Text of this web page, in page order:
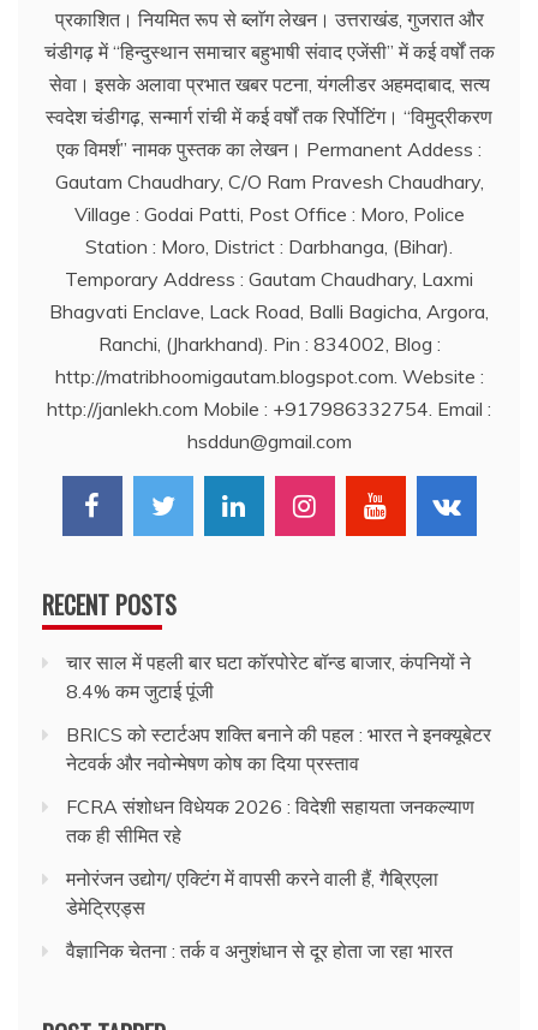
प्रकाशित। नियमित रूप से ब्लाॅग लेखन। उत्तराखंड, गुजरात और
चंडीगढ़ में ‘‘हिन्दुस्थान समाचार बहुभाषी संवाद एजेंसी’’ में कई वर्षों तक
सेवा। इसके अलावा प्रभात खबर पटना, यंगलीडर अहमदाबाद, सत्य
स्वदेश चंडीगढ़, सन्मार्ग रांची में कई वर्षों तक रिर्पोटिंग। ‘‘विमुद्रीकरण
एक विमर्श’’ नामक पुस्तक का लेखन। Permanent Addess :
Gautam Chaudhary, C/O Ram Pravesh Chaudhary,
Village : Godai Patti, Post Office : Moro, Police
Station : Moro, District : Darbhanga, (Bihar).
Temporary Address : Gautam Chaudhary, Laxmi
Bhagvati Enclave, Lack Road, Balli Bagicha, Argora,
Ranchi, (Jharkhand). Pin : 834002, Blog :
http://matribhoomigautam.blogspot.com. Website :
http://janlekh.com Mobile : +917986332754. Email :
hsddun@gmail.com
RECENT POSTS
चार साल में पहली बार घटा कॉरपोरेट बॉन्ड बाजार, कंपनियों ने
8.4% कम जुटाई पूंजी
BRICS को स्टार्टअप शक्ति बनाने की पहल : भारत ने इनक्यूबेटर
नेटवर्क और नवोन्मेषण कोष का दिया प्रस्ताव
FCRA संशोधन विधेयक 2026 : विदेशी सहायता जनकल्याण
तक ही सीमित रहे
मनोरंजन उद्योग/ एक्टिंग में वापसी करने वाली हैं, गैब्रिएला
डेमेट्रिएड्स
वैज्ञानिक चेतना : तर्क व अनुशंधान से दूर होता जा रहा भारत